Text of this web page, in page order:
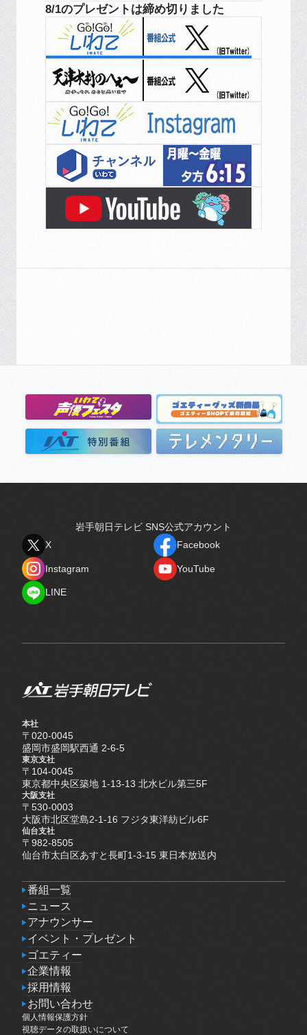
8/1のプレゼントは締め切りました
岩手朝日テレビ SNS公式アカウント
X
Facebook
Instagram
YouTube
LINE
本社
〒020-0045
盛岡市盛岡駅西通 2-6-5
東京支社
〒104-0045
東京都中央区築地 1-13-13 北水ビル第三5F
大阪支社
〒530-0003
大阪市北区堂島2-1-16 フジタ東洋紡ビル6F
仙台支社
〒982-8505
仙台市太白区あすと長町1-3-15 東日本放送内
番組一覧
番組一覧
ニュース
ニュース
アナウンサー
アナウンサー
イベント・プレゼント
イベント・プレゼント
ゴエティー
ゴエティー
企業情報
企業情報
採用情報
採用情報
お問い合わせ
お問い合わせ
個人情報保護方針
個人情報保護方針
視聴データの取扱いについて